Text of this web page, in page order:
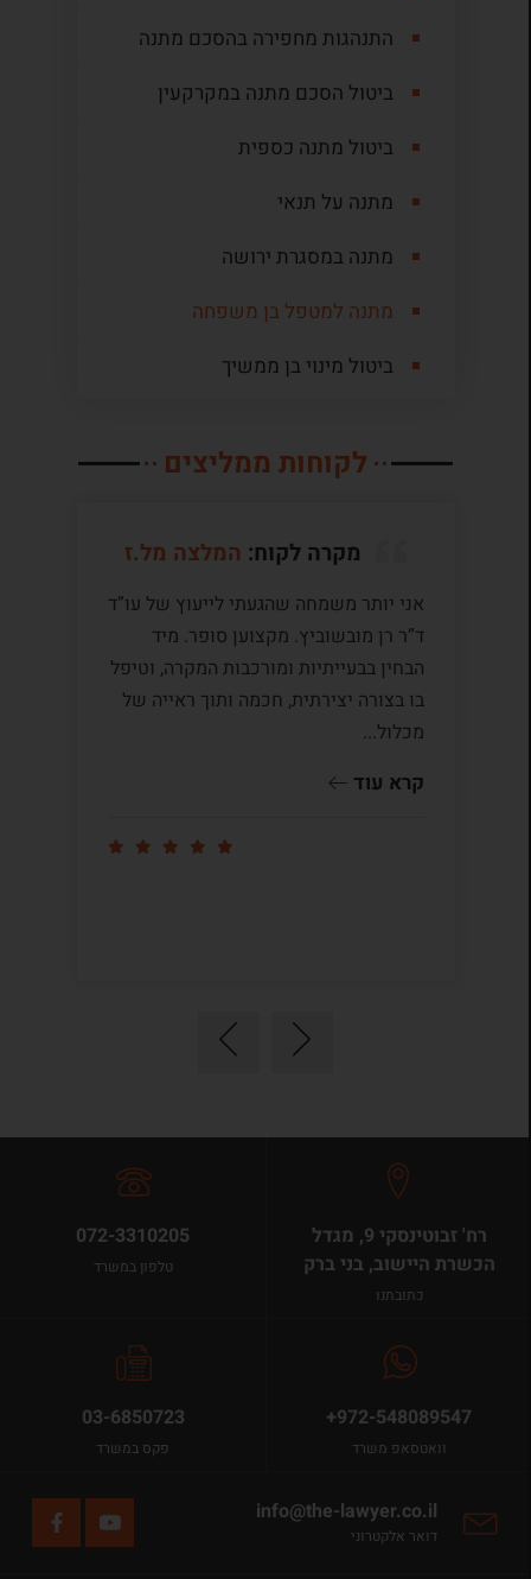
התנהגות מחפירה בהסכם מתנה
ביטול הסכם מתנה במקרקעין
ביטול מתנה כספית
מתנה על תנאי
מתנה במסגרת ירושה
מתנה למטפל בן משפחה
ביטול מינוי בן ממשיך
לקוחות ממליצים
מקרה לקוח: המלצה מל.ז
אני יותר משמחה שהגעתי לייעוץ של עו”ד
ד”ר רן מובשוביץ. מקצוען סופר. מיד
הבחין בבעייתיות ומורכבות המקרה, וטיפל
בו בצורה יצירתית, חכמה ותוך ראייה של
מכלול...
קרא עוד
רח' זבוטינסקי 9, מגדל
הכשרת היישוב, בני ברק
כתובתנו
072-3310205
טלפון במשרד
+972-548089547
וואטסאפ משרד
03-6850723
פקס במשרד
info@the-lawyer.co.il
דואר אלקטרוני